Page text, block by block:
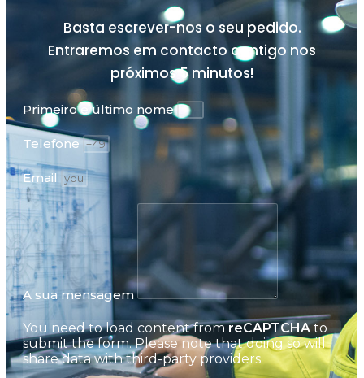
Basta escrever-nos o seu pedido.
Entraremos em contacto contigo nos
próximos5 minutos!
Primeiro e último nome
Telefone
Email
A sua mensagem
You need to load content fromreCAPTCHAto
submit the form. Please note that doing so will
share data with third-party providers.